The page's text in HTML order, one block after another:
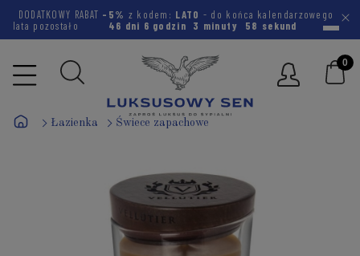
DODATKOWY RABAT -5% z kodem: LATO - do końca kalendarzowego
lata pozostało
46 dni 6 godzin 3 minuty 58 sekund
Łazienka Świece zapachowe